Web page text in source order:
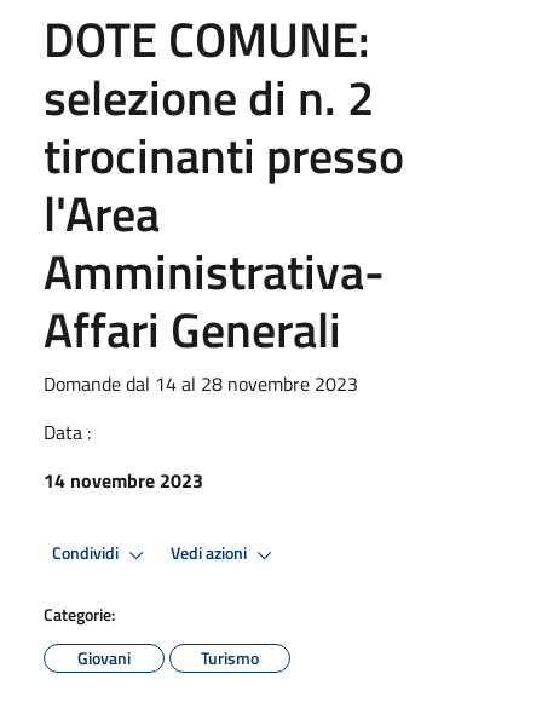
DOTE COMUNE:
selezione di n. 2
tirocinanti presso
l'Area
Amministrativa-
Affari Generali
Domande dal 14 al 28 novembre 2023
Data :
14 novembre 2023
Condividi Vedi azioni
Categorie:
Giovani
Turismo